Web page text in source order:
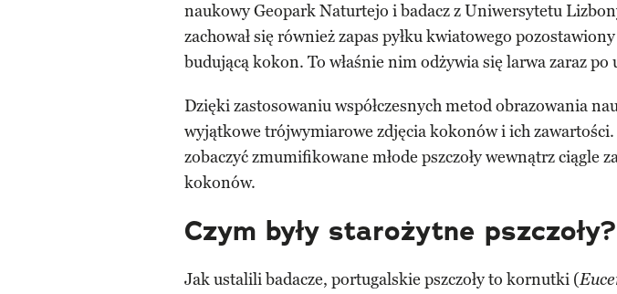
naukowy Geopark Naturtejo i badacz z Uniwersytetu
zachował się również zapas pyłku kwiatowego
budującą kokon. To właśnie nim odżywia się larwa zaraz po
Dzięki zastosowaniu współczesnych metod obrazowania
wyjątkowe trójwymiarowe zdjęcia kokonów i ich
zobaczyć zmumifikowane młode pszczoły wewnątrz ciągle
kokonów.
Czym były starożytne pszczoły?
Jak ustalili badacze, portugalskie pszczoły to kornutki (